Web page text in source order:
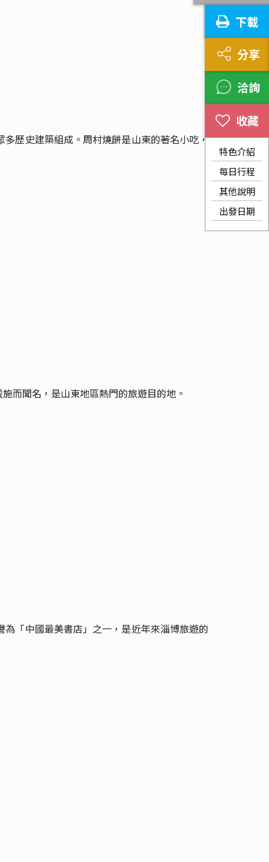
下載
分享
洽詢
特色介紹
每日行程
其他說明
出發日期
歷史建築組成。周村燒餅是山東的著名小吃，
而聞名，是山東地區熱門的旅遊目的地。
「中國最美書店」之一，是近年來淄博旅遊的